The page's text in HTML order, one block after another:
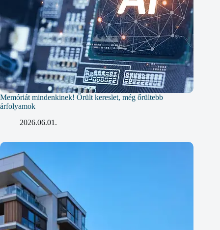
Memóriát mindenkinek! Őrült kereslet, még őrültebb
árfolyamok
2026.06.01.